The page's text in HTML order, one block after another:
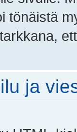
tönäistä
ja